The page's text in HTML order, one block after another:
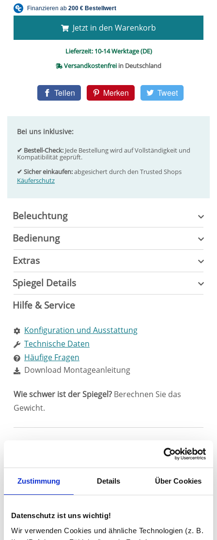
Zustimmung Details Über Cookies
Datenschutz ist uns wichtig!
Wir verwenden Cookies und ähnliche Technologien (z. B.
Falls Sie den Spiegel anders aufhängen wollen, als
"Aufhängebleche" lose und montieren Sie diese
entsprechend.Bitte beachten Sie in diesem Fall
wie z. B. Uhr, Steckdose oder Schminkspiegel, sich
auf die im Bild gezeigte Weise der Aufhängung
Beleuchtung
Bedienung
Extras
Spiegel Details
Hilfe & Service
Konfiguration und Ausstattung
Technische Daten
Häufige Fragen
Download Montageanleitung
Wie schwer ist der Spiegel? Berechnen Sie das
Gewicht.
Jetzt in den Warenkorb
Lieferzeit:10-14 Werktage (DE)
Versandkostenfrei in Deutschland
Teilen Merken Tweet
Bei uns inklusive:
✔ Bestell-Check: Jede Bestellung wird auf Vollständigkeit und
Kompatibilität geprüft.
✔ Sicher einkaufen:abgesichert durch den Trusted Shops
Käuferschutz